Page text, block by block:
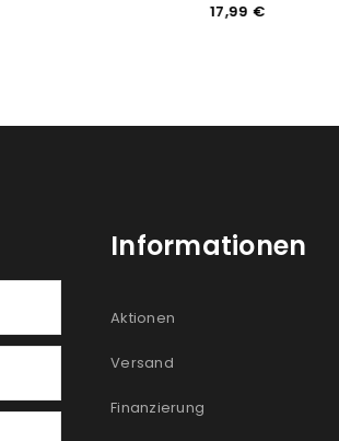
17,99 €
Informationen
Aktionen
Versand
Finanzierung